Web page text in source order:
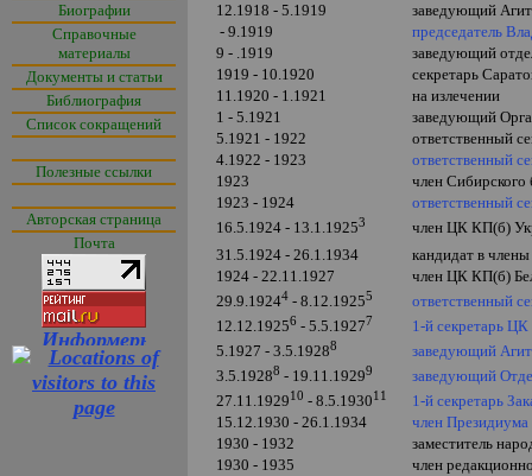
Биографии
Справочные
материалы
Документы и статьи
Библиография
Список сокращений
Полезные ссылки
Авторская страница
Почта
12.1918 - 5.1919
заведующий
- 9.1919
председатель
9 - .1919
заведующий
1919 - 10.1920
секретарь
11.1920 - 1.1921
на излечении
1 - 5.1921
заведующий
5.1921 - 1922
ответственный
4.1922 - 1923
ответственный
1923
член
1923 - 1924
ответственный
16.5.1924 - 13.1.19253
член ЦК КП(б)
31.5.1924 - 26.1.1934
кандидат в
1924 - 22.11.1927
член ЦК КП(б)
29.9.19244 - 8.12.19255
ответственный
12.12.19256 - 5.5.19277
1-й секретарь
5.1927 - 3.5.19288
заведующий
3.5.19288 - 19.11.19299
заведующий
27.11.192910 - 8.5.193011
1-й секретарь
15.12.1930 - 26.1.1934
член
1930 - 1932
заместитель
1930 - 1935
член